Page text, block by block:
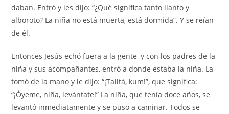
daban. Entró y les dijo: “¿Qué significa tanto llanto y
alboroto? La niña no está muerta, está dormida”. Y se reían
de él.
Entonces Jesús echó fuera a la gente, y con los padres de la
niña y sus acompañantes, entró a donde estaba la niña. La
tomó de la mano y le dijo: “¡Talitá, kum!”, que significa:
“¡Óyeme, niña, levántate!” La niña, que tenía doce años, se
levantó inmediatamente y se puso a caminar. Todos se